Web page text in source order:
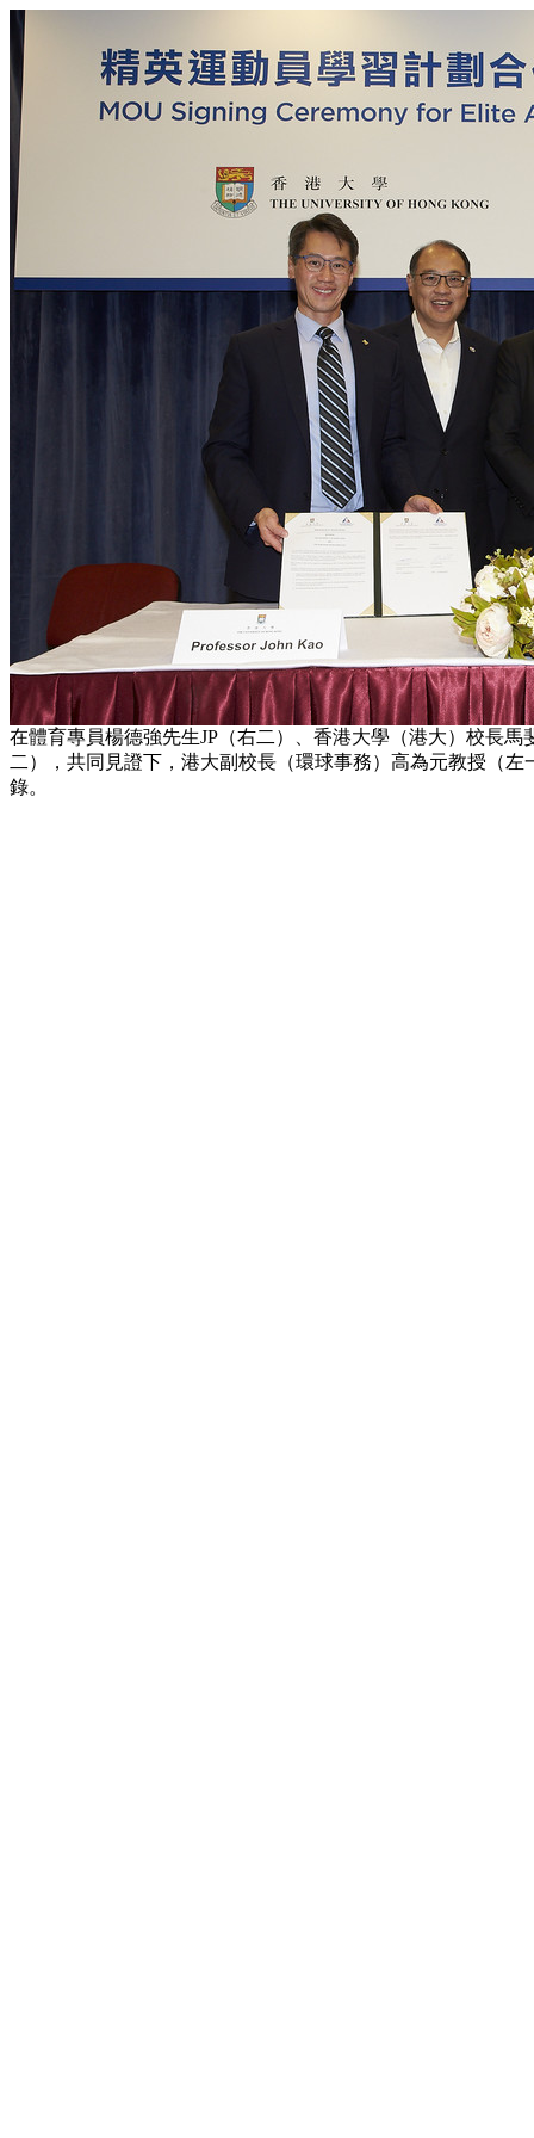
在體育專員楊德強先生JP（右二）、香港大學（港大）校長
二），共同見證下，港大副校長（環球事務）高為元教授（
錄。